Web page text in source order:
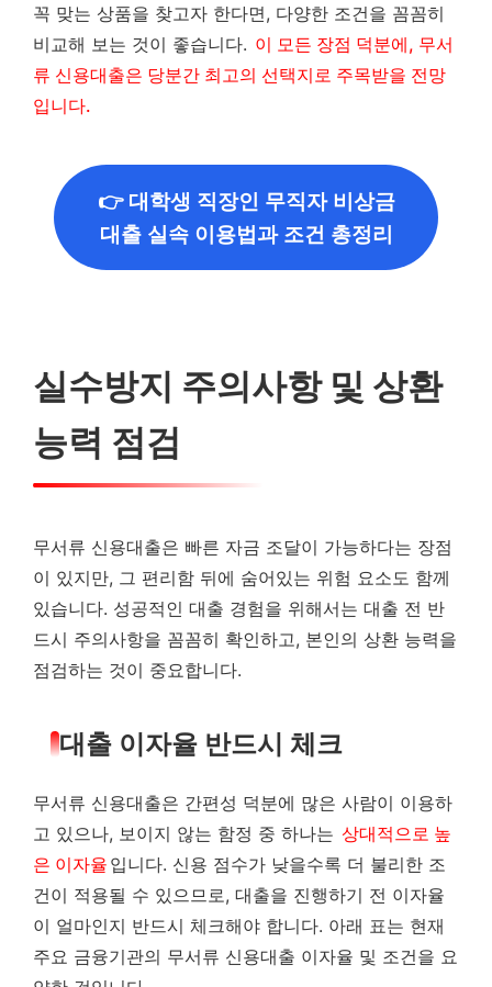
꼭 맞는 상품을 찾고자 한다면, 다양한 조건을 꼼꼼히
비교해 보는 것이 좋습니다. 이 모든 장점 덕분에, 무서
류 신용대출은 당분간 최고의 선택지로 주목받을 전망
입니다.
👉 대학생 직장인 무직자 비상금
대출 실속 이용법과 조건 총정리
실수방지 주의사항 및 상환
능력 점검
무서류 신용대출은 빠른 자금 조달이 가능하다는 장점
이 있지만, 그 편리함 뒤에 숨어있는 위험 요소도 함께
있습니다. 성공적인 대출 경험을 위해서는 대출 전 반
드시 주의사항을 꼼꼼히 확인하고, 본인의 상환 능력을
점검하는 것이 중요합니다.
대출 이자율 반드시 체크
무서류 신용대출은 간편성 덕분에 많은 사람이 이용하
고 있으나, 보이지 않는 함정 중 하나는 상대적으로 높
은 이자율 입니다. 신용 점수가 낮을수록 더 불리한 조
건이 적용될 수 있으므로, 대출을 진행하기 전 이자율
이 얼마인지 반드시 체크해야 합니다. 아래 표는 현재
주요 금융기관의 무서류 신용대출 이자율 및 조건을 요